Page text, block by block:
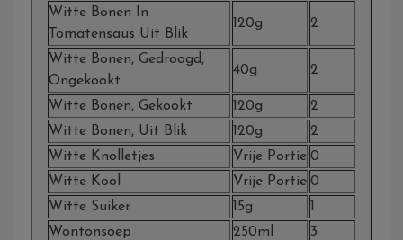
Witte Bonen In
Tomatensaus Uit Blik
120g 2
Witte Bonen, Gedroogd,
Ongekookt
40g 2
Witte Bonen, Gekookt 120g
2
Witte Bonen, Uit Blik
120g
2
Witte Knolletjes
Vrije Portie 0
Witte Kool
Vrije Portie 0
Witte Suiker
15g
1
Wontonsoep
250ml
3